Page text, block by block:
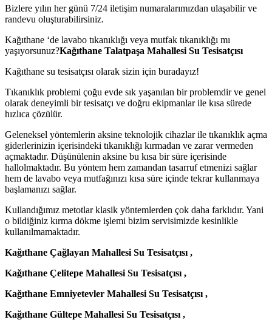
Bizlere yılın her günü 7/24 iletişim numaralarımızdan ulaşabilir ve
randevu oluşturabilirsiniz.
Kağıthane ‘de lavabo tıkanıklığı veya mutfak tıkanıklığı mı
yaşıyorsunuz?Kağıthane Talatpaşa Mahallesi Su Tesisatçısı
Kağıthane su tesisatçısı olarak sizin için buradayız!
Tıkanıklık problemi çoğu evde sık yaşanılan bir problemdir ve genel
olarak deneyimli bir tesisatçı ve doğru ekipmanlar ile kısa sürede
hızlıca çözülür.
Geleneksel yöntemlerin aksine teknolojik cihazlar ile tıkanıklık açma
giderlerinizin içerisindeki tıkanıklığı kırmadan ve zarar vermeden
açmaktadır. Düşünülenin aksine bu kısa bir süre içerisinde
hallolmaktadır. Bu yöntem hem zamandan tasarruf etmenizi sağlar
hem de lavabo veya mutfağınızı kısa süre içinde tekrar kullanmaya
başlamanızı sağlar.
Kullandığımız metotlar klasik yöntemlerden çok daha farklıdır. Yani
o bildiğiniz kırma dökme işlemi bizim servisimizde kesinlikle
kullanılmamaktadır.
Kağıthane Çağlayan Mahallesi Su Tesisatçısı ,
Kağıthane Çelitepe Mahallesi Su Tesisatçısı ,
Kağıthane Emniyetevler Mahallesi Su Tesisatçısı ,
Kağıthane Gültepe Mahallesi Su Tesisatçısı ,